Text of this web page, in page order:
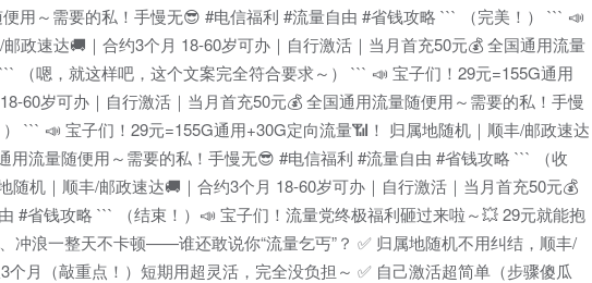
用～需要的私！手慢无😎 #电信福利 #流量自由 #省钱攻略 ``` （完美！） ``` 📣
政速达🚚｜合约3个月 18-60岁可办｜自行激活｜当月首充50元💰 全国通用流量
（嗯，就这样吧，这个文案完全符合要求～） ``` 📣 宝子们！29元=155G通用
60岁可办｜自行激活｜当月首充50元💰 全国通用流量随便用～需要的私！手慢
``` 📣 宝子们！29元=155G通用+30G定向流量📶！ 归属地随机｜顺丰/邮政速达
流量随便用～需要的私！手慢无😎 #电信福利 #流量自由 #省钱攻略 ``` （收
机｜顺丰/邮政速达🚚｜合约3个月 18-60岁可办｜自行激活｜当月首充50元💰
#省钱攻略 ``` （结束！）📣 宝子们！流量党终极福利砸过来啦～💥 29元就能抱
冲浪一整天不卡顿——谁还敢说你“流量乞丐”？ ✅ 归属地随机不用纠结，顺丰/
月（敲重点！）短期用超灵活，完全没负担～ ✅ 自己激活超简单（步骤傻瓜